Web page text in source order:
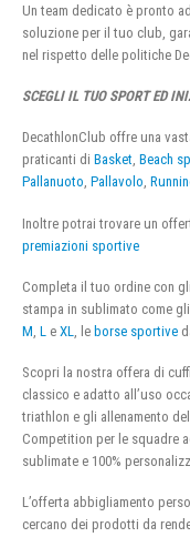
Un team dedicato è pronto
soluzione per il tuo club,
nel rispetto delle politiche
SCEGLI IL TUO SPORT ED
DecathlonClub offre una
praticanti di Basket, Beach
Pallanuoto, Pallavolo,
Inoltre potrai trovare un
premiazioni sportive
Completa il tuo ordine con
stampa in sublimato come gli
M L e XL , le borse sportive
Scopri la nostra offera di
classico e adatto all’uso
triathlon e gli allenamento
Competition per le squadre
sublimate e 100%
L’offerta abbigliamento
cercano dei prodotti da